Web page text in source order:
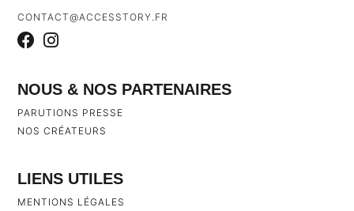
CONTACT@ACCESSTORY.FR
NOUS & NOS PARTENAIRES
PARUTIONS PRESSE
NOS CRÉATEURS
LIENS UTILES
MENTIONS LÉGALES